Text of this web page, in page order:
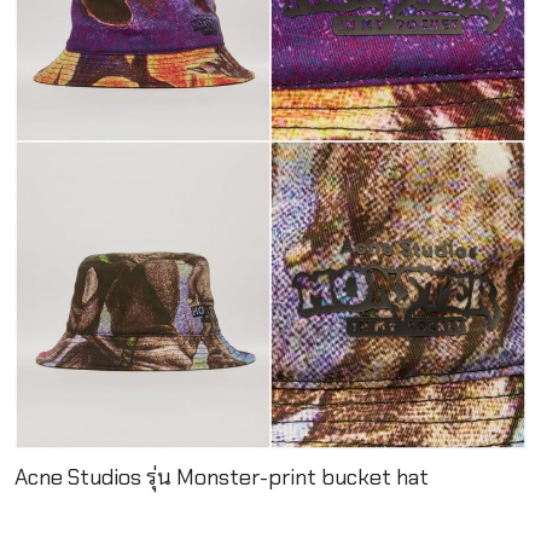
Acne Studios รุ่น Monster-print bucket hat